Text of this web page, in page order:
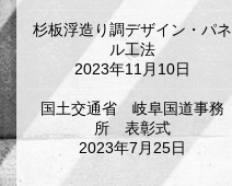
杉板浮造り調デザイン・パネ
ル工法
2023年11月10日
国土交通省 岐阜国道事務
所 表彰式
2023年7月25日